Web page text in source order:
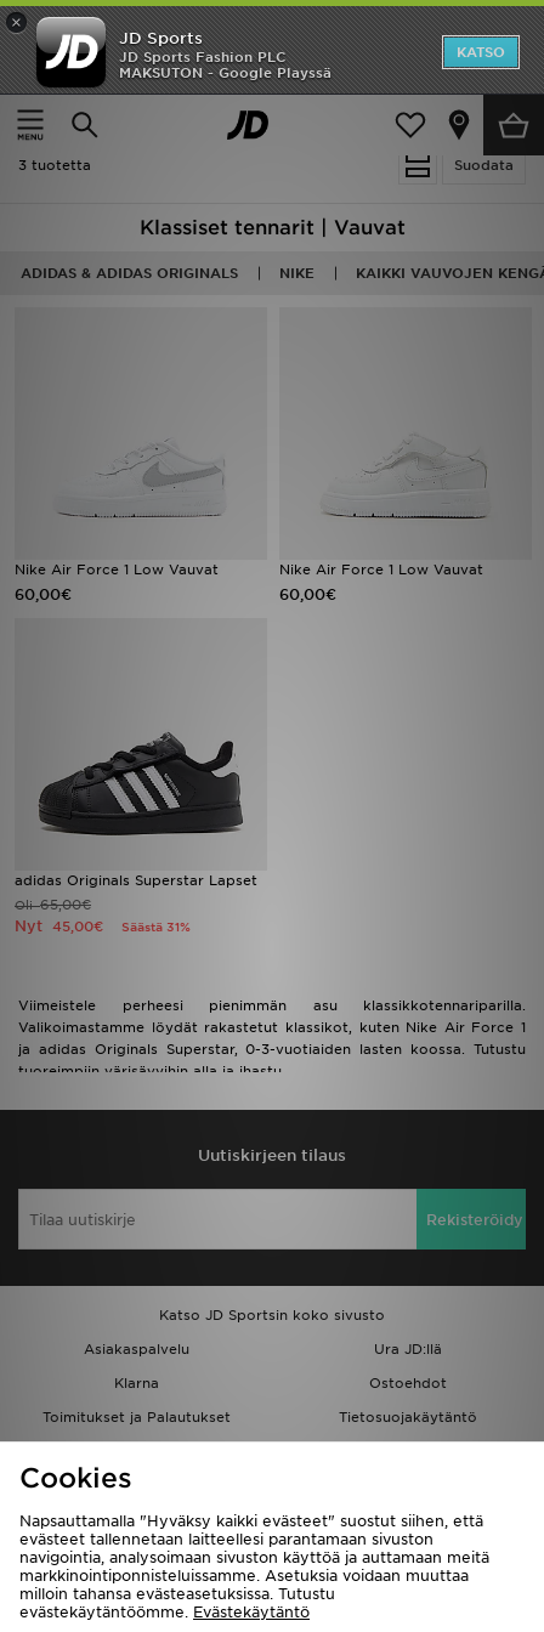
×
JD Sports
JD Sports Fashion PLC
MAKSUTON - Google Playssä
KATSO
Etusivu
Lapset
Vauvojen kengät (Koot 16-27)
Suodata
3 tuotetta
Klassiset tennarit | Vauvat
ADIDAS & ADIDAS ORIGINALS NIKE KAIKKI VAUVOJEN
Nike Air Force 1 Low Vauvat
60,00€
Nike Air Force 1 Low Vauvat
60,00€
adidas Originals Superstar Lapset
Oli65,00€
Nyt 45,00€ Säästä 31%
Viimeistele perheesi pienimmän asu klassikkotennariparilla.
Valikoimastamme löydät rakastetut klassikot, kuten Nike Air Force 1
ja adidas Originals Superstar, 0-3-vuotiaiden lasten koossa. Tutustu
tuoreimpiin värisävyihin alla ja ihastu.
Uutiskirjeen tilaus
Rekisteröidy
Katso JD Sportsin koko sivusto
Asiakaspalvelu
Ura JD:llä
Klarna
Ostoehdot
Toimitukset ja Palautukset
Tietosuojakäytäntö
Löydä myymälä
Kumppanuusohjelma
JD Blog
Etusivu
Ale
Urheilu
Minun viestini
Asiakaspalvelu ja tietoa
Cookies
Napsauttamalla "Hyväksy kaikki evästeet" suostut siihen, että
evästeet tallennetaan laitteellesi parantamaan sivuston
navigointia, analysoimaan sivuston käyttöä ja auttamaan meitä
markkinointiponnisteluissamme. Asetuksia voidaan muuttaa
milloin tahansa evästeasetuksissa. Tutustu
evästekäytäntöömme. Evästekäytäntö